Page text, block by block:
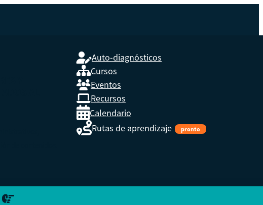
Auto-diagnósticos
Cursos
Eventos
Recursos
Calendario
Rutas de aprendizaje
pronto